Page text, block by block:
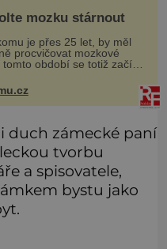
mozku stárnout
je přes 25 let, by měl
procvičovat mozkové
tomto období se totiž začíná
si na jméno
Nebo marně v
duch zámecké paní
tvorbu
a spisovatele,
bystu jako